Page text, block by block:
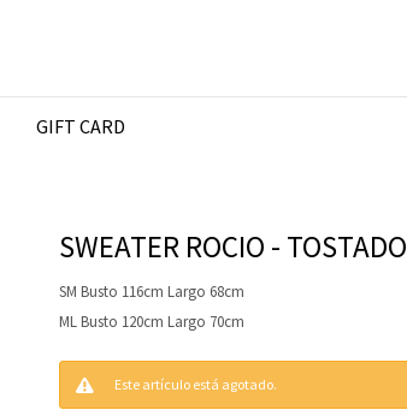
GIFT CARD
SWEATER ROCIO - TOSTADO
SM Busto 116cm Largo 68cm
ML Busto 120cm Largo 70cm
Este artículo está agotado.